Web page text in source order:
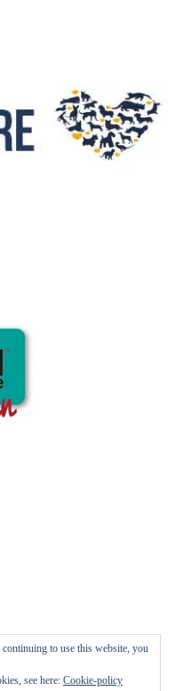
to use this website, you
see here: Cookie-policy